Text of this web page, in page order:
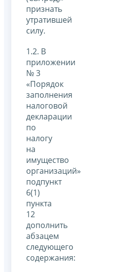
признать
утратившей
силу.
1.2. В
приложении
№ 3
«Порядок
заполнения
налоговой
декларации
по
налогу
на
имущество
организаций»
подпункт
6(1)
пункта
12
дополнить
абзацем
следующего
содержания: